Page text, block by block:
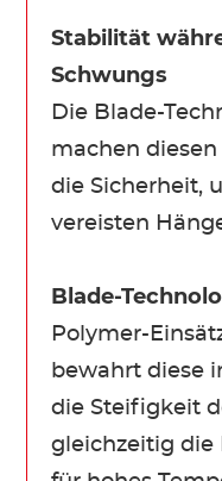
Stabilität
Schwungs
Die Blade-
machen
die Sicherheit,
vereisten
Blade-
Polymer-
bewahrt diese
die Steifigkeit
gleichzeitig die